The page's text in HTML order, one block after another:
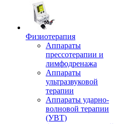
Физиотерапия
Аппараты
прессотерапии и
лимфодренажа
Аппараты
ультразвуковой
терапии
Аппараты ударно-
волновой терапии
(УВТ)